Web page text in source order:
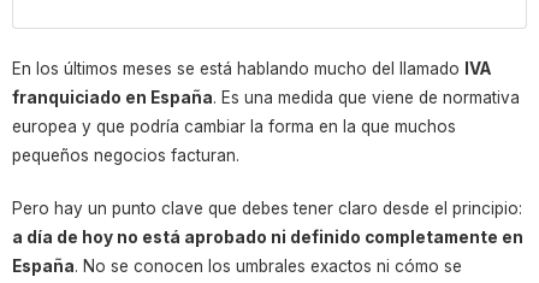
En los últimos meses se está hablando mucho del llamado IVA
franquiciado en España. Es una medida que viene de normativa
europea y que podría cambiar la forma en la que muchos
pequeños negocios facturan.
Pero hay un punto clave que debes tener claro desde el principio:
a día de hoy no está aprobado ni definido completamente en
España. No se conocen los umbrales exactos ni cómo se